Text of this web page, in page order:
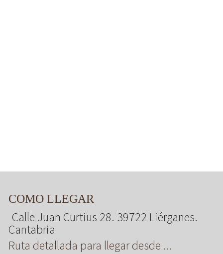
COMO LLEGAR
Calle Juan Curtius 28. 39722 Liérganes.
Cantabria
Ruta detallada para llegar desde ...